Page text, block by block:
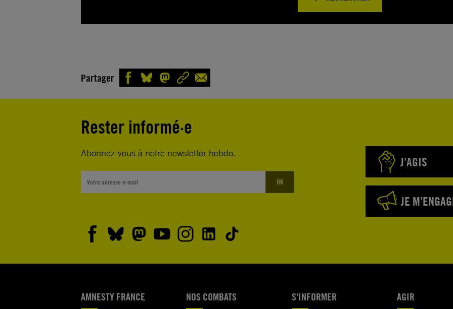
Partager
Rester informé·e
Abonnez-vous à notre newsletter hebdo.
OK
J’AGIS
JE
AMNESTY FRANCE NOS COMBATS S'INFORMER AGIR